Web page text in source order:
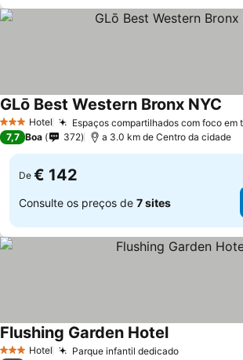
3 EstrelasHotel Espaços compartilhados com foco em
GLō Best Western Bronx NYC
7,7 Boa 372 a 3.0 km de Centro da cidade
De € 142
Consulte os preços de 7 sites
3 EstrelasHotel Parque infantil dedicado
Flushing Garden Hotel